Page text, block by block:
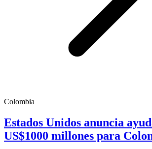
Colombia
Estados Unidos anuncia
US$1000 millones para